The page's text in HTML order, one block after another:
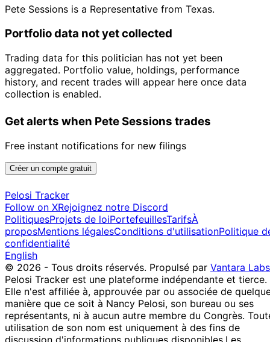
Pete Sessions is a Representative from Texas.
Portfolio data not yet collected
Trading data for this politician has not yet been
aggregated. Portfolio value, holdings, performance
history, and recent trades will appear here once data
collection is enabled.
Get alerts when Pete Sessions trades
Free instant notifications for new filings
Créer un compte gratuit
Pelosi Tracker
Follow on XRejoignez notre Discord
PolitiquesProjets de loiPortefeuillesTarifsÀ
proposMentions légalesConditions d'utilisationPolitique
confidentialité
English
© 2026 - Tous droits réservés. Propulsé par Vantara Labs
Pelosi Tracker est une plateforme indépendante et tierce.
Elle n'est affiliée à, approuvée par ou associée de
manière que ce soit à Nancy Pelosi, son bureau ou ses
représentants, ni à aucun autre membre du Congrès.
utilisation de son nom est uniquement à des fins de
discussion d'informations publiques disponibles. Les